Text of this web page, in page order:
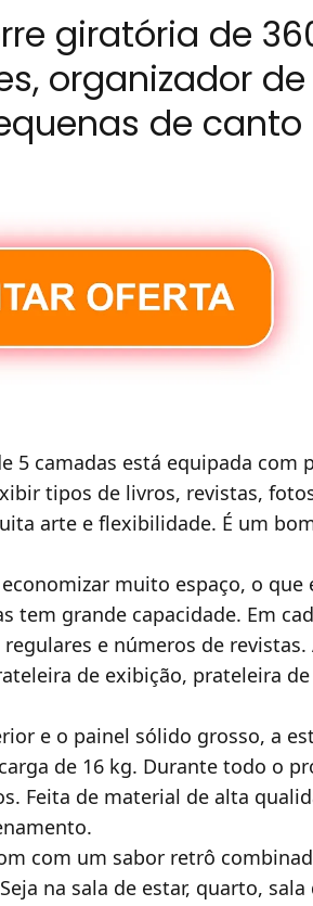
giratória de
organizador
de
5 camadas está equipada com
tipos de livros, revistas,
arte e flexibilidade. É um
muito espaço, o que
tem grande capacidade. Em
e números de
de exibição, prateleira
e o painel sólido grosso, a
de 16 kg. Durante todo o
Feita de material de alta
com um sabor retrô
na sala de estar, quarto,